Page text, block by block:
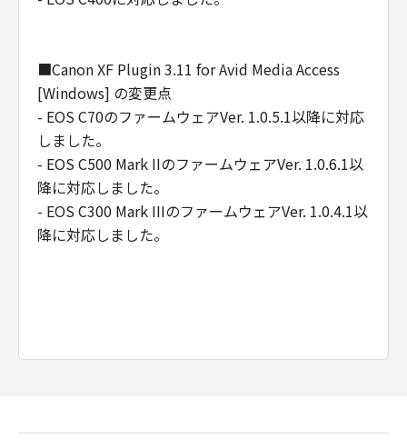
■Canon XF Plugin 3.11 for Avid Media Access
[Windows] の変更点
- EOS C70のファームウェアVer. 1.0.5.1以降に対応
しました。
- EOS C500 Mark IIのファームウェアVer. 1.0.6.1以
降に対応しました。
- EOS C300 Mark IIIのファームウェアVer. 1.0.4.1以
降に対応しました。